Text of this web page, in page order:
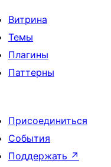
Витрина
Темы
Плагины
Паттерны
Присоединиться
События
Поддержать ↗